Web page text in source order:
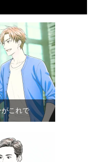
これで